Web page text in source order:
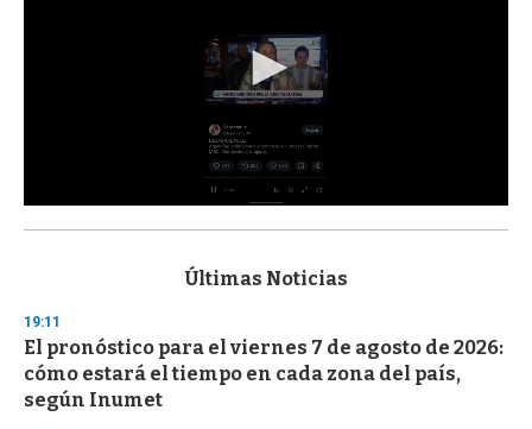
s
d
s
o
f
3
Últimas Noticias
19:11
El pronóstico para el viernes 7 de agosto de 2026:
cómo estará el tiempo en cada zona del país,
según Inumet